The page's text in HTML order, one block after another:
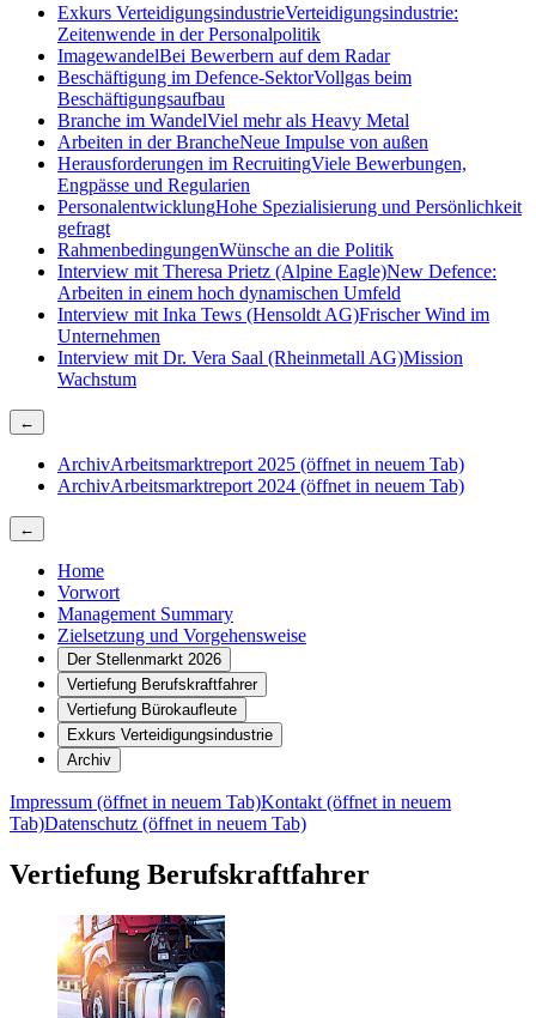
Exkurs VerteidigungsindustrieVerteidigungsindustrie:
Zeitenwende in der Personalpolitik
ImagewandelBei Bewerbern auf dem Radar
Beschäftigung im Defence-SektorVollgas beim
Beschäftigungsaufbau
Branche im WandelViel mehr als Heavy Metal
Arbeiten in der BrancheNeue Impulse von außen
Herausforderungen im RecruitingViele Bewerbungen,
Engpässe und Regularien
PersonalentwicklungHohe Spezialisierung und Persönlichkeit
gefragt
RahmenbedingungenWünsche an die Politik
Interview mit Theresa Prietz (Alpine Eagle)New Defence:
Arbeiten in einem hoch dynamischen Umfeld
Interview mit Inka Tews (Hensoldt AG)Frischer Wind im
Unternehmen
Interview mit Dr. Vera Saal (Rheinmetall AG)Mission
Wachstum
←
ArchivArbeitsmarktreport 2025 (öffnet in neuem Tab)
ArchivArbeitsmarktreport 2024 (öffnet in neuem Tab)
←
Home
Vorwort
Management Summary
Zielsetzung und Vorgehensweise
Der Stellenmarkt 2026
Vertiefung Berufskraftfahrer
Vertiefung Bürokaufleute
Exkurs Verteidigungsindustrie
Archiv
Impressum (öffnet in neuem Tab)Kontakt (öffnet in neuem
Tab)Datenschutz (öffnet in neuem Tab)
Vertiefung Berufskraftfahrer